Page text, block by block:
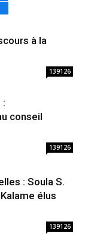
à la
139126
:
conseil
139126
: Soula S.
élus
139126